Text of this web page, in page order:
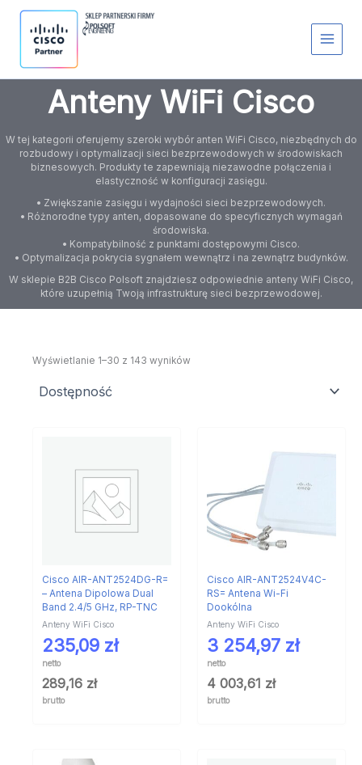
Anteny WiFi Cisco
W tej kategorii oferujemy szeroki wybór anten WiFi Cisco, niezbędnych do
rozbudowy i optymalizacji sieci bezprzewodowych w środowiskach
biznesowych. Produkty te zapewniają niezawodne połączenia i
elastyczność w konfiguracji zasięgu.
• Zwiększanie zasięgu i wydajności sieci bezprzewodowych.
• Różnorodne typy anten, dopasowane do specyficznych wymagań
środowiska.
• Kompatybilność z punktami dostępowymi Cisco.
• Optymalizacja pokrycia sygnałem wewnątrz i na zewnątrz budynków.
W sklepie B2B Cisco Polsoft znajdziesz odpowiednie anteny WiFi Cisco,
które uzupełnią Twoją infrastrukturę sieci bezprzewodowej.
u
Wyświetlanie 1–30 z 143 wyników
Cisco AIR-ANT2524DG-R=
– Antena Dipolowa Dual
Band 2.4/5 GHz, RP-TNC
Anteny WiFi Cisco
235,09 zł
netto
289,16 zł
brutto
Cisco AIR-ANT2524V4C-
RS= Antena Wi-Fi
Dookólna
Anteny WiFi Cisco
3 254,97 zł
netto
4 003,61 zł
brutto